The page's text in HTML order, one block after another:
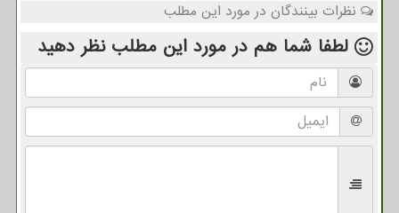
نظرات بینندگان در مورد این مطلب
لطفا شما هم در مورد این مطلب نظر دهید